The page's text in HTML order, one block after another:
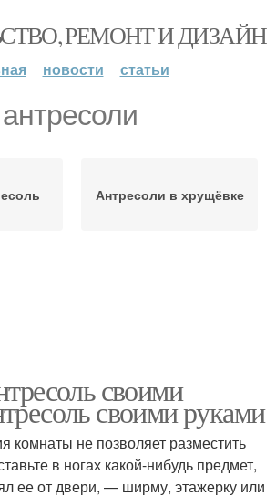
РЕМОНТ И ДИЗАЙН
новости статьи
Антресоли в хрущёвке
своими
своими руками
комнаты не позволяет разместить
в ногах какой-нибудь предмет,
ее от двери, — ширму, этажерку или